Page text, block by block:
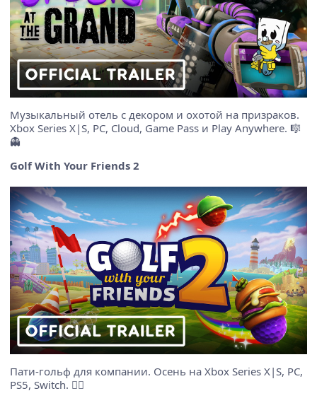
Музыкальный отель с декором и охотой на призраков.
Xbox Series X|S, PC, Cloud, Game Pass и Play Anywhere. 🎼
👻
Golf With Your Friends 2
Пати-гольф для компании. Осень на Xbox Series X|S, PC,
PS5, Switch. 🏌️‍♂️